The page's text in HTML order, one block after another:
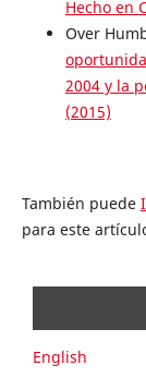
Hecho en
Over
2004 y la
(2015)
También puede
para este
English